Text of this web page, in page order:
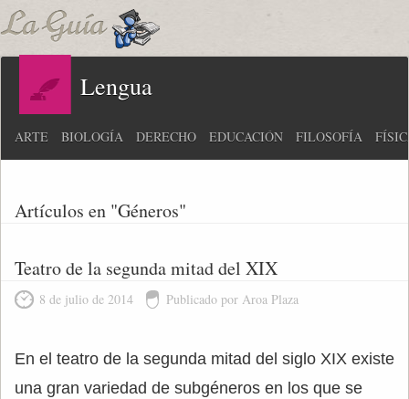
Lengua
ARTE BIOLOGÍA DERECHO EDUCACIÓN FILOSOFÍA
Artículos en "Géneros"
Teatro de la segunda mitad del XIX
8 de julio de 2014 Publicado por Aroa Plaza
En el teatro de la segunda mitad del siglo XIX existe
una gran variedad de subgéneros en los que se